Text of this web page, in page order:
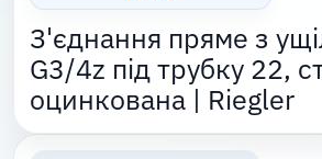
З'єднання пряме з
G3/4z під трубку 22,
оцинкована | Riegler